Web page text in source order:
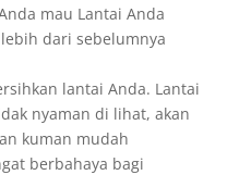
mau Lantai Anda
dari sebelumnya
lantai Anda. Lantai
nyaman di lihat, akan
kuman mudah
berbahaya bagi